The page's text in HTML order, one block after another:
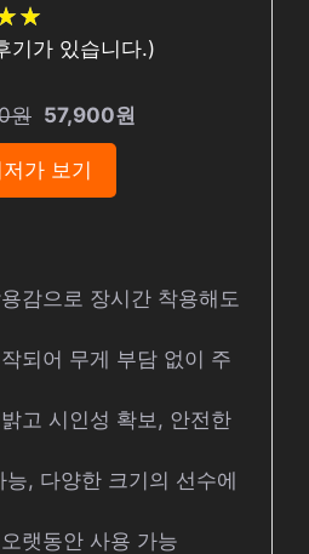
★
★
기가 있습니다.)
원 57,900원
저가 보기
감으로 장시간 착용해도
되어 무게 부담 없이 주
고 시인성 확보, 안전한
, 다양한 크기의 선수에
랫동안 사용 가능